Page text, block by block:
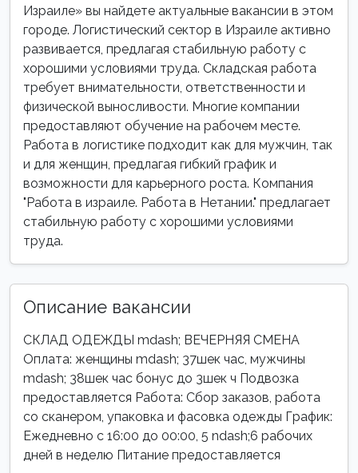
Израиле» вы найдете актуальные вакансии в этом
городе. Логистический сектор в Израиле активно
развивается, предлагая стабильную работу с
хорошими условиями труда. Складская работа
требует внимательности, ответственности и
физической выносливости. Многие компании
предоставляют обучение на рабочем месте.
Работа в логистике подходит как для мужчин, так
и для женщин, предлагая гибкий график и
возможности для карьерного роста. Компания
"Работа в израиле. Работа в Нетании." предлагает
стабильную работу с хорошими условиями
труда.
Описание вакансии
СКЛАД ОДЕЖДЫ mdash; ВЕЧЕРНЯЯ СМЕНА
Оплата: женщины mdash; 37шек час, мужчины
mdash; 38шек час бонус до 3шек ч Подвозка
предоставляется Работа: Сбор заказов, работа
со сканером, упаковка и фасовка одежды График:
Ежедневно с 16:00 до 00:00, 5 ndash;6 рабочих
дней в неделю Питание предоставляется